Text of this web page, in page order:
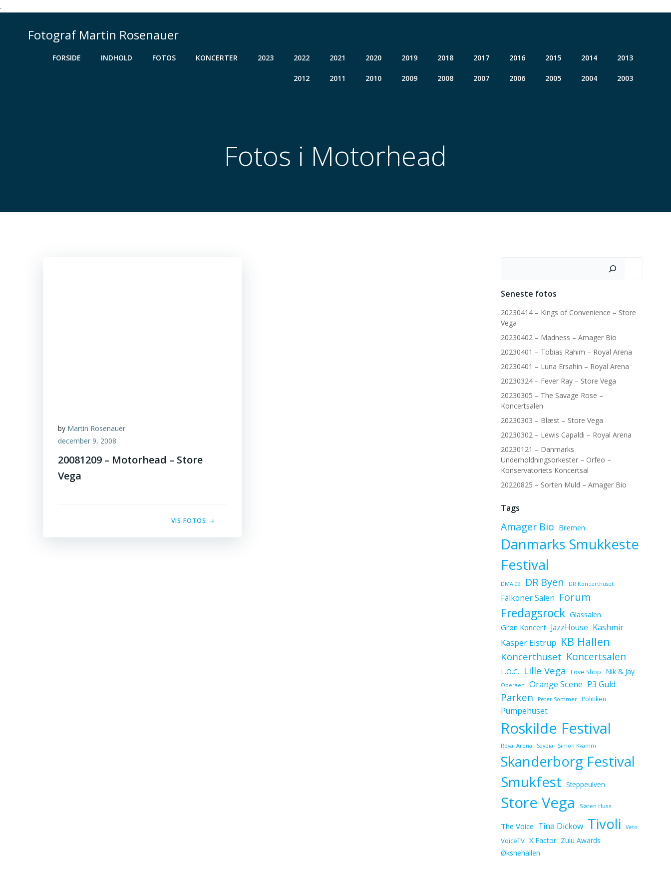
.
Fotograf Martin Rosenauer
FORSIDE INDHOLD FOTOS KONCERTER 2023 2022 2021 2020 2019 2018 2017 2016 2015 2014 2013
2012 2011 2010 2009 2008 2007 2006 2005 2004 2003
Fotos i Motorhead
by Martin Rosenauer
december 9, 2008
20081209 – Motorhead – Store
Vega
VIS FOTOS
Seneste fotos
20230414 – Kings of Convenience – Store
Vega
20230402 – Madness – Amager Bio
20230401 – Tobias Rahim – Royal Arena
20230401 – Luna Ersahin – Royal Arena
20230324 – Fever Ray – Store Vega
20230305 – The Savage Rose –
Koncertsalen
20230303 – Blæst – Store Vega
20230302 – Lewis Capaldi – Royal Arena
20230121 – Danmarks
Underholdningsorkester – Orfeo –
Konservatoriets Koncertsal
20220825 – Sorten Muld – Amager Bio
Tags
Amager Bio Bremen
Danmarks Smukkeste
Festival
DMA 09 DR Byen DR Koncerthuset
Falkoner Salen Forum
Fredagsrock Glassalen
Grøn Koncert JazzHouse Kashmir
Kasper Eistrup KB Hallen
Koncerthuset Koncertsalen
L.O.C. Lille Vega Love Shop Nik & Jay
Operaen Orange Scene P3 Guld
Parken Peter Sommer Politiken
Pumpehuset
Roskilde Festival
Royal Arena Saybia Simon Kvamm
Skanderborg Festival
Smukfest Steppeulven
Store Vega Søren Huss
The Voice Tina Dickow Tivoli Veto
VoiceTV X Factor Zulu Awards
Øksnehallen